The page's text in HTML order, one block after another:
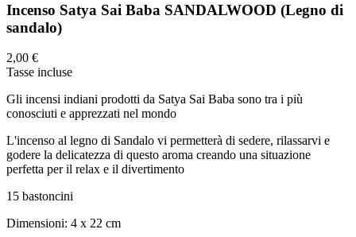
Incenso Satya Sai Baba SANDALWOOD (Legno di
sandalo)
2,00 €
Tasse incluse
Gli incensi indiani prodotti da Satya Sai Baba sono tra i più
conosciuti e apprezzati nel mondo
L'incenso al legno di Sandalo vi permetterà di sedere, rilassarvi e
godere la delicatezza di questo aroma creando una situazione
perfetta per il relax e il divertimento
15 bastoncini
Dimensioni: 4 x 22 cm